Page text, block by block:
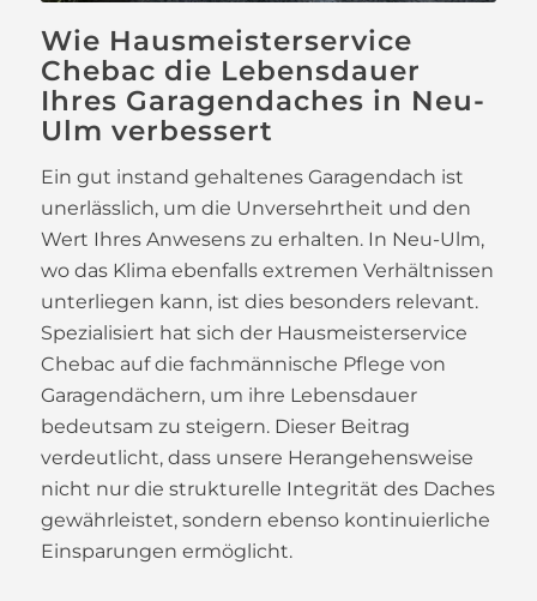
Wie Hausmeisterservice
Chebac die Lebensdauer
Ihres Garagendaches in Neu-
Ulm verbessert
Ein gut instand gehaltenes Garagendach ist
unerlässlich, um die Unversehrtheit und den
Wert Ihres Anwesens zu erhalten. In Neu-Ulm,
wo das Klima ebenfalls extremen Verhältnissen
unterliegen kann, ist dies besonders relevant.
Spezialisiert hat sich der Hausmeisterservice
Chebac auf die fachmännische Pflege von
Garagendächern, um ihre Lebensdauer
bedeutsam zu steigern. Dieser Beitrag
verdeutlicht, dass unsere Herangehensweise
nicht nur die strukturelle Integrität des Daches
gewährleistet, sondern ebenso kontinuierliche
Einsparungen ermöglicht.